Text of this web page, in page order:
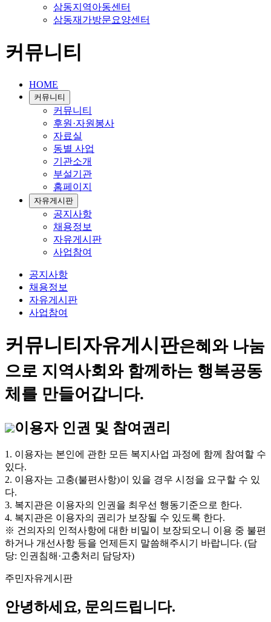
삼동지역아동센터
삼동재가방문요양센터
커뮤니티
HOME
커뮤니티
커뮤니티
후원·자원봉사
자료실
동별 사업
기관소개
부설기관
홈페이지
자유게시판
공지사항
채용정보
자유게시판
사업참여
공지사항
채용정보
자유게시판
사업참여
커뮤니티자유게시판은혜와 나눔
으로 지역사회와 함께하는 행복공동
체를 만들어갑니다.
이용자 인권 및 참여권리
1. 이용자는 본인에 관한 모든 복지사업 과정에 함께 참여할 수
있다.
2. 이용자는 고충(불편사항)이 있을 경우 시정을 요구할 수 있
다.
3. 복지관은 이용자의 인권을 최우선 행동기준으로 한다.
4. 복지관은 이용자의 권리가 보장될 수 있도록 한다.
※ 건의자의 인적사항에 대한 비밀이 보장되오니 이용 중 불편
하거나 개선사항 등을 언제든지 말씀해주시기 바랍니다. (담
당: 인권침해·고충처리 담당자)
주민자유게시판
안녕하세요, 문의드립니다.